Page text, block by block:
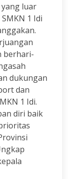
luar
1 Idi
berhari-
dukungan
dan
1 Idi.
diri baik